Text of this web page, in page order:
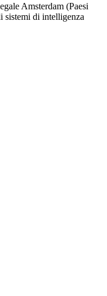
Amsterdam (Paesi
sistemi di intelligenza